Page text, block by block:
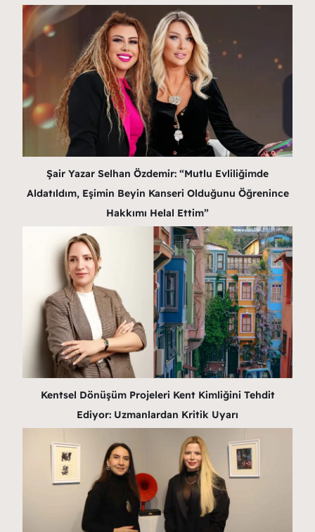
Şair Yazar Selhan Özdemir: “Mutlu Evliliğimde
Aldatıldım, Eşimin Beyin Kanseri Olduğunu Öğrenince
Hakkımı Helal Ettim”
Kentsel Dönüşüm Projeleri Kent Kimliğini Tehdit
Ediyor: Uzmanlardan Kritik Uyarı